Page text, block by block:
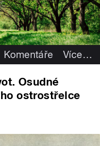
Komentáře Více…
Osudné
ostrostřelce